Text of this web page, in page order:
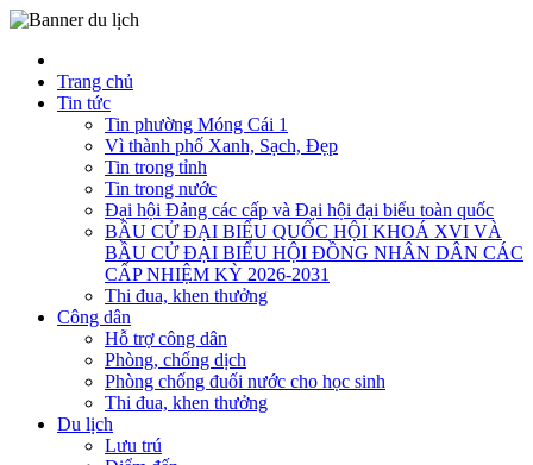
Trang chủ
Tin tức
Tin phường Móng Cái 1
Vì thành phố Xanh, Sạch, Đẹp
Tin trong tỉnh
Tin trong nước
Đại hội Đảng các cấp và Đại hội đại biểu toàn quốc
BẦU CỬ ĐẠI BIỂU QUỐC HỘI KHOÁ XVI VÀ
BẦU CỬ ĐẠI BIỂU HỘI ĐỒNG NHÂN DÂN CÁC
CẤP NHIỆM KỲ 2026-2031
Thi đua, khen thưởng
Công dân
Hỗ trợ công dân
Phòng, chống dịch
Phòng chống đuối nước cho học sinh
Thi đua, khen thưởng
Du lịch
Lưu trú